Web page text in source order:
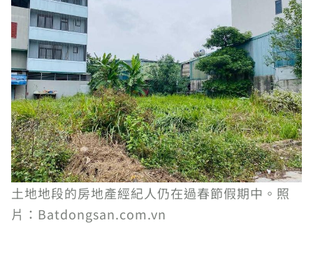
土地地段的房地產經紀人仍在過春節假期中。照
片：Batdongsan.com.vn